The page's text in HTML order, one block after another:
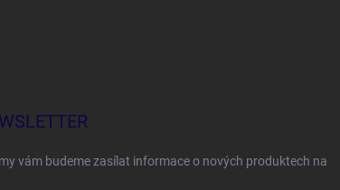
vám budeme zasílat informace o nových produktech na